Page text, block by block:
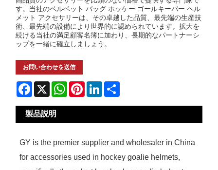
す。当社のベルベット バッグ ホッケー ゴールキーパー ヘル
メット アクセサリーは、その卓越した品質、最先端の生産技
術、最先端の設備により世界的に認められています。拡大を
続ける当社の満足顧客名簿に加わり、長期的なパートナーシ
ップを一緒に確立しましょう。
お問い合わせを送信
Facebook
X WhatsAppPinterestLinkedIn
製品説明
GY is the premier supplier and wholesaler in China
for accessories used in hockey goalie helmets,